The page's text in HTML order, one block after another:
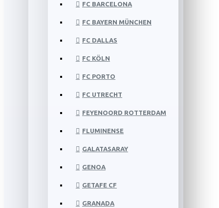
FC BARCELONA
FC BAYERN MÜNCHEN
FC DALLAS
FC KÖLN
FC PORTO
FC UTRECHT
FEYENOORD ROTTERDAM
FLUMINENSE
GALATASARAY
GENOA
GETAFE CF
GRANADA